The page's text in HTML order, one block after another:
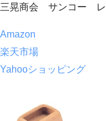
三晃商会 サンコー レ
Amazon
楽天市場
Yahooショッピング